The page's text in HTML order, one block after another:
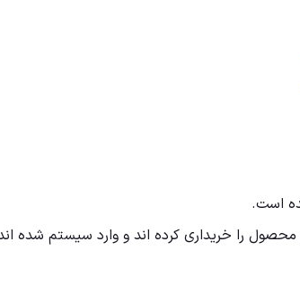
است.
را خریداری کرده اند و وارد سیستم شده